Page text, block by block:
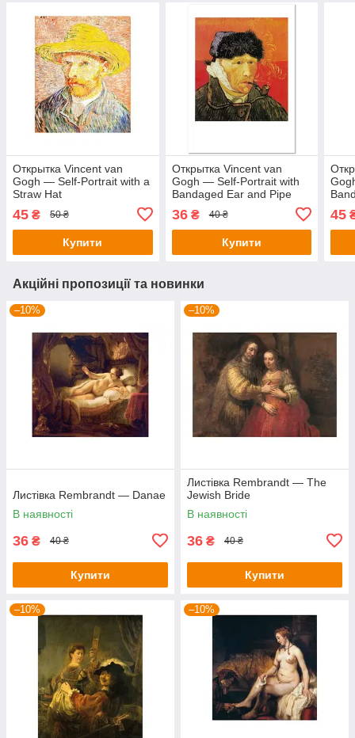
Открытка Vincent van
Gogh — Self-Portrait with a
Straw Hat
45 ₴ 50 ₴
Купити
Открытка Vincent van
Gogh — Self-Portrait with
Bandaged Ear and Pipe
36₴ 40 ₴
Купити
45
Акційні пропозиції та новинки
–10%
Листівка Rembrandt — Danae
В наявності
36 ₴ 40 ₴
Купити
–10%
Листівка Rembrandt — The
Jewish Bride
В наявності
36 ₴ 40 ₴
Купити
–10% –10%